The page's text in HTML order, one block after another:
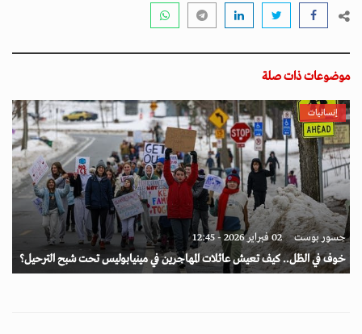
موضوعات ذات صلة
إنسانيات
جسور بوست 02 فبراير 2026 - 12:45
خوف في الظل.. كيف تعيش عائلات المهاجرين في مينيابوليس تحت شبح الترحيل؟